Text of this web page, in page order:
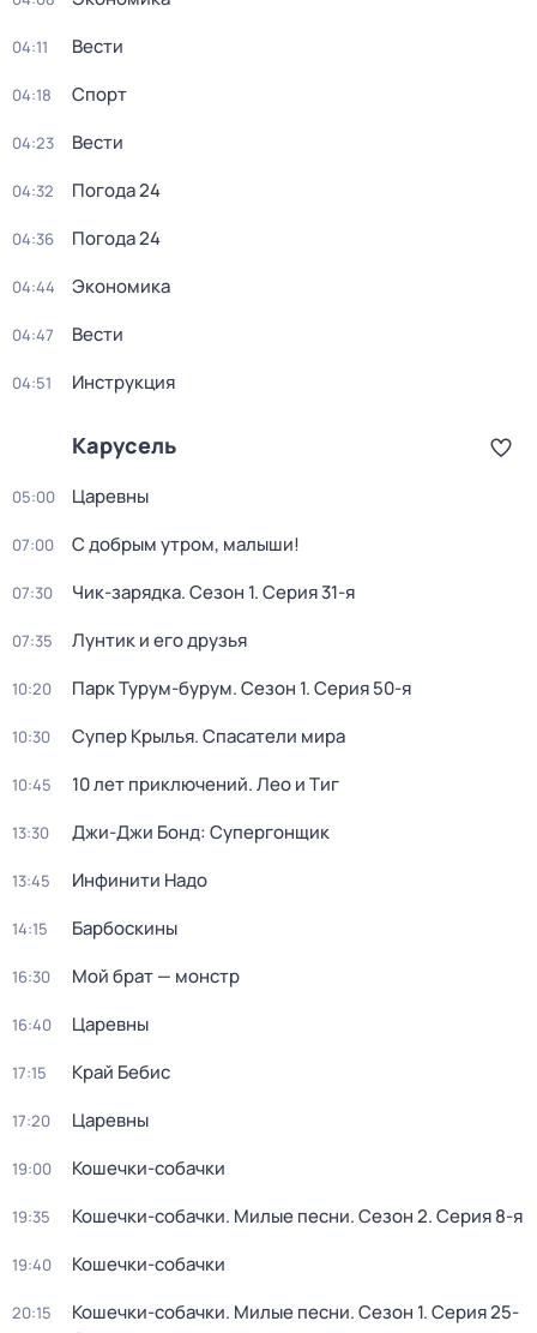
04:11 Вести
04:18 Спорт
04:23 Вести
04:32 Погода 24
04:36 Погода 24
04:44 Экономика
04:47 Вести
04:51 Инструкция
Карусель
05:00 Царевны
07:00 С добрым утром, малыши!
07:30 Чик-зарядка. Сезон 1. Серия 31-я
07:35 Лунтик и его друзья
10:20 Парк Турум-бурум. Сезон 1. Серия 50-я
10:30 Супер Крылья. Спасатели мира
10:45 10 лет приключений. Лео и Тиг
13:30 Джи-Джи Бонд: Супергонщик
13:45 Инфинити Надо
14:15 Барбоскины
16:30 Мой брат — монстр
16:40 Царевны
17:15 Край Бебис
17:20 Царевны
19:00 Кошечки-собачки
19:35 Кошечки-собачки. Милые песни. Сезон 2. Серия 8-я
19:40 Кошечки-собачки
20:15 Кошечки-собачки. Милые песни. Сезон 1. Серия 25-